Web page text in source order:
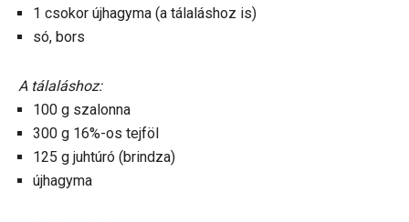
1 csokor újhagyma (a tálaláshoz is)
só, bors
A tálaláshoz:
100 g szalonna
300 g 16%-os tejföl
125 g juhtúró (brindza)
újhagyma